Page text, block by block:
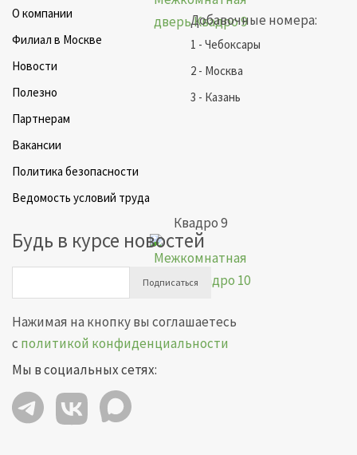
Квадро 9
О компании
Филиал в Москве
Новости
Полезно
Партнерам
Вакансии
Политика безопасности
Ведомость условий труда
Добавочные номера:
1 - Чебоксары
2 - Москва
3 - Казань
Будь в курсе новостей
Подписаться
Нажимая на кнопку вы соглашаетесь
с политикой конфиденциальности
Мы в социальных сетях: